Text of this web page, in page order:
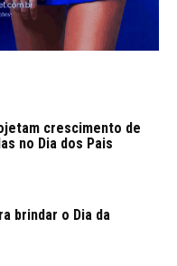
crescimento de
no Dia dos Pais
brindar o Dia da